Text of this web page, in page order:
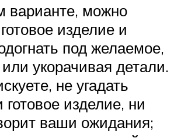
варианте, можно
изделие и
под желаемое,
укорачивая детали.
не угадать
готовое изделие, ни
ваши ожидания;